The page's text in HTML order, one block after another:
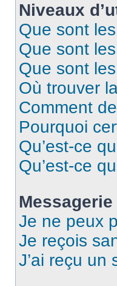
Niveaux
Que sont
Que sont
Que sont
Où trouver
Comment
Pourquoi
Qu’est-ce
Qu’est-ce
Je ne peux
Je reçois
J’ai reçu un